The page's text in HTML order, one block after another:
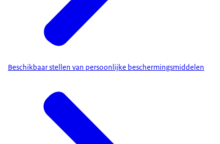
Beschikbaar stellen van persoonlijke beschermingsmiddelen